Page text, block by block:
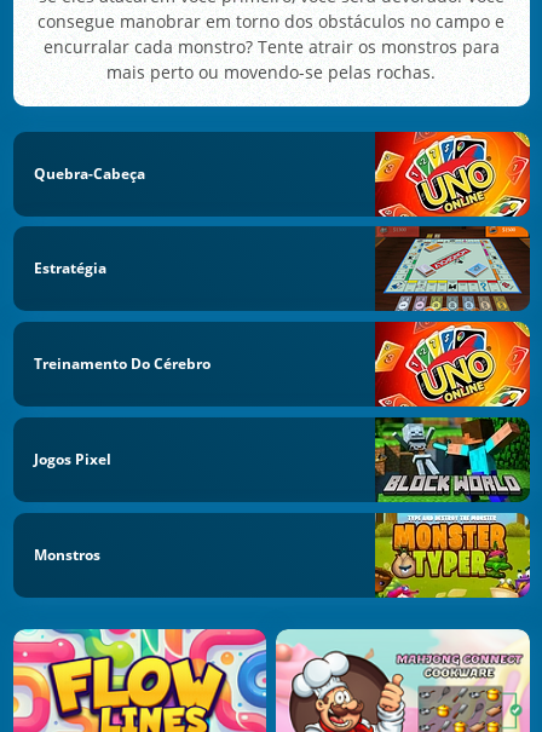
consegue manobrar em torno dos obstáculos no campo e
encurralar cada monstro? Tente atrair os monstros para
mais perto ou movendo-se pelas rochas.
Quebra-Cabeça
Estratégia
Treinamento Do Cérebro
Jogos Pixel
Monstros